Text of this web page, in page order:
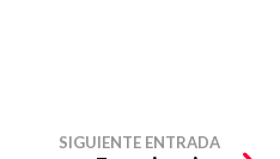
SIGUIENTE ENTRADA